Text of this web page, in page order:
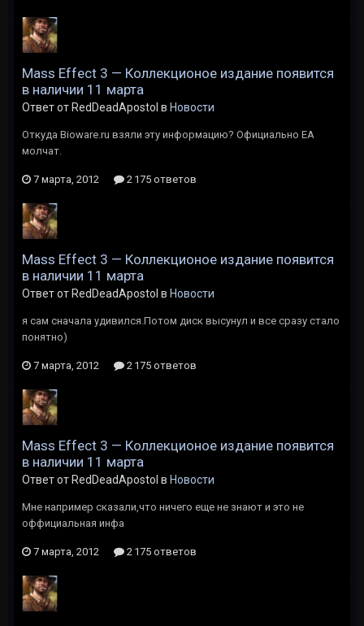
Mass Effect 3 — Коллекционое издание появится
в наличии 11 марта
Ответ от RedDeadApostol в Новости
Откуда Bioware.ru взяли эту информацию? Официально ЕА
молчат.
7 марта, 2012 2 175 ответов
Mass Effect 3 — Коллекционое издание появится
в наличии 11 марта
Ответ от RedDeadApostol в Новости
я сам сначала удивился.Потом диск высунул и все сразу стало
понятно)
7 марта, 2012 2 175 ответов
Mass Effect 3 — Коллекционое издание появится
в наличии 11 марта
Ответ от RedDeadApostol в Новости
Мне например сказали,что ничего еще не знают и это не
оффициальная инфа
7 марта, 2012 2 175 ответов